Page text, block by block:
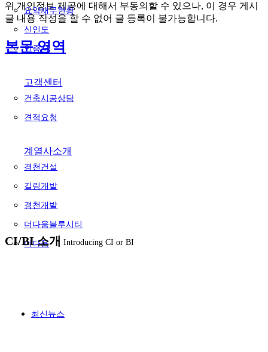
요약재무현황
신인도
인증서
고객센터
건축시공상담
견적요청
계열사소개
경천건설
길림개발
경천개발
더다움블루시티
더다움
위 개인정보 제공에 대해서 부동의할 수 있으나, 이 경우 게시
글 내용 작성을 할 수 없어 글 등록이 불가능합니다.
본문 영역
최신뉴스
CI/BI 소개 Introducing CI or BI